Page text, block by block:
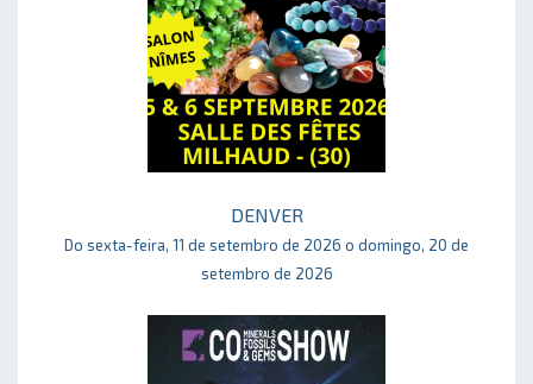
DENVER
Do sexta-feira, 11 de setembro de 2026 o domingo, 20 de
setembro de 2026